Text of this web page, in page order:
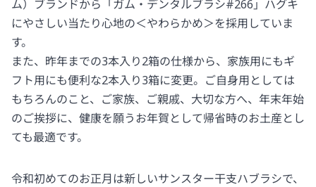
ム）ブランドから「ガム・デンタルブラシ#266」ハグキ
にやさしい当たり心地の＜やわらかめ＞を採用していま
す。
また、昨年までの3本入り2箱の仕様から、家族用にもギ
フト用にも便利な2本入り3箱に変更。ご自身用としては
もちろんのこと、ご家族、ご親戚、大切な方へ、年末年始
のご挨拶に、健康を願うお年賀として帰省時のお土産とし
ても最適です。
令和初めてのお正月は新しいサンスター干支ハブラシで、